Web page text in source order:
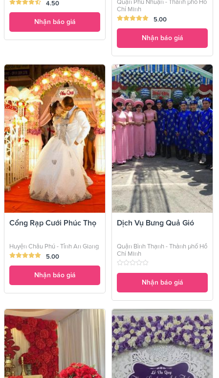
4.50
Nhận báo giá
Quận Phú Nhuận - Thành phố Hồ
Chí Minh
5.00
Nhận báo giá
Cổng Rạp Cưới Phúc Thọ
Huyện Châu Phú - Tỉnh An Giang
5.00
Nhận báo giá
Dịch Vụ Bưng Quả Gió
Quận Bình Thạnh - Thành phố Hồ
Chí Minh
Nhận báo giá